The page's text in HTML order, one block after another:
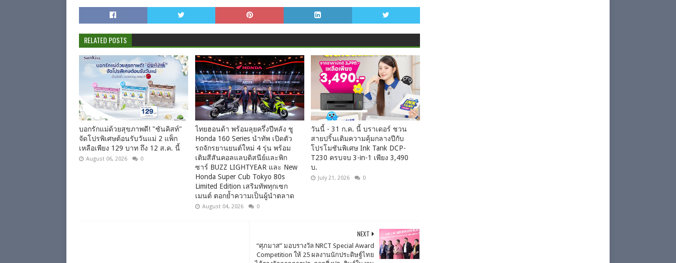
RELATED POSTS
บอกรักแม่ด้วยสุขภาพดี! "ซันคิสท์"
จัดโปรพิเศษต้อนรับวันแม่ 2 แพ็ก
เหลือเพียง 129 บาท ถึง 12 ส.ค. นี้
August 06, 2026 0
ไทยฮอนด้า พร้อมลุยครึ่งปีหลัง ชู
Honda 160 Series นำทัพ เปิดตัว
รถจักรยานยนต์ใหม่ 4 รุ่น พร้อม
เติมสีสันคอลแลบดิสนีย์และพิก
ซาร์ BUZZ LIGHTYEAR และ New
Honda Super Cub Tokyo 80s
Limited Edition เสริมทัพทุกเซก
เมนต์ ตอกย้ำความเป็นผู้นำตลาด
August 04, 2026 0
วันนี้ - 31 ก.ค. นี้ บราเดอร์ ชวน
สายปริ้นเติมความคุ้มกลางปีกับ
โปรโมชันพิเศษ Ink Tank DCP-
T230 ครบจบ 3-in-1 เพียง 3,490
บ.
July 21, 2026 0
NEXT
“ศุภมาส” มอบรางวัล NRCT Special Award
Competition ให้ 25 ผลงานนักประดิษฐ์ไทย